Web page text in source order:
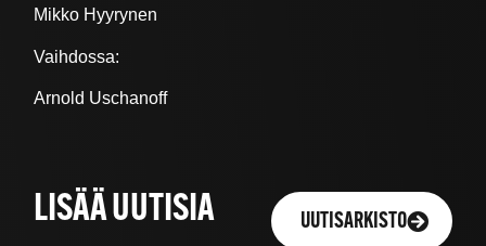
Mikko Hyyrynen
Vaihdossa:
Arnold Uschanoff
LISÄÄ UUTISIA UUTISARKISTO